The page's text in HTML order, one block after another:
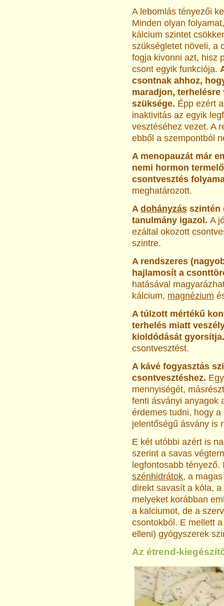
A lebomlás tényezői
Minden olyan
kálcium szintet
szükségletet növeli, a
fogja kivonni azt, hisz
csont egyik funkciója.
csontnak ahhoz,
maradjon, terhelésre
szüksége. Épp ezért
inaktivitás az egyik
vesztéséhez vezet. A
ebből a szempontból
A menopauzát már
nemi hormon
csontvesztés
meghatározott.
A dohányzás szintén
tanulmány igazol. A
ezáltal okozott
szintre.
A rendszeres
hajlamosít a
hatásával
kálcium, magnézium
A túlzott mértékű
terhelés miatt
kioldódását gyorsítja.
csontvesztést.
A kávé fogyasztás
csontvesztéshez.
mennyiségét,
fenti ásványi anyagok
érdemes tudni, hogy
jelentőségű ásvány is
E két utóbbi azért is
szerint a savas
legfontosabb
szénhidrátok, a
direkt savasít a kóla,
melyeket korábban
a kalciumot, de a
csontokból. E mellett
elleni) gyógyszerek
Az étrend-